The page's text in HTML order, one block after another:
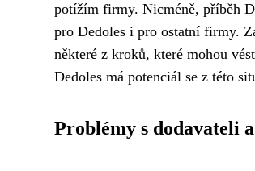
potížím firmy. Nicméně, příběh
pro Dedoles i pro ostatní firmy.
některé z kroků, které mohou
Dedoles má potenciál se z této
Problémy s dodavateli